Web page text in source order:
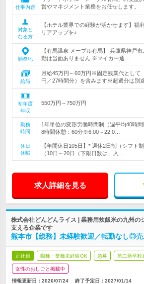
仕事内容
営やマネジメント業務をお任せします。
対象と
なる方
【ホテル業界での経験が活かせます】福
リアアップを♪
勤務地
【有馬温泉 メープル有馬】 兵庫県神戸
勤は当面ありません ※マイカー通…
給与
月給45万円～60万円※固定残業代として
円／27時間分）を含みます※超過分は別
初年度
年収
550万円～750万円
勤務
時間
1年単位の変形労働時間制（週平均40時間
8時間休憩：60分※6:00～22:0…
休日
休暇
【年間休日105日】* 週休2日制（シフト
（10日～20日（下限日数は、入…
求人詳細を見る
株式会社どんどんライス | 業務用炊飯米の九州の
支える企業です
熊本市【総務】未経験歓迎／転勤なし◎売
正社員 職種・業種未経験OK 急募 第二新卒歓
女性のおしごと掲載中
情報更新日：2026/07/24 終了予定日： 2027/01/14